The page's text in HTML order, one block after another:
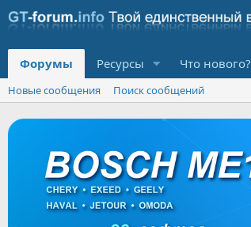
Форумы Ресурсы Что нового?
Новые сообщения Поиск сообщений